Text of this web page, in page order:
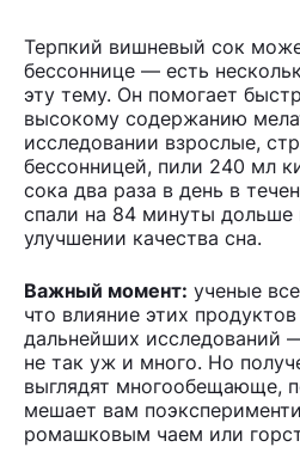
Терпкий вишневый сок
бессоннице — есть
эту тему. Он помогает
высокому содержанию
исследовании взрослые,
бессонницей, пили 240 мл
сока два раза в день в
спали на 84 минуты дольше
улучшении качества сна.
Важный момент: ученые
что влияние этих
дальнейших исследований
не так уж и много. Но
выглядят многообещающе,
мешает вам
ромашковым чаем или